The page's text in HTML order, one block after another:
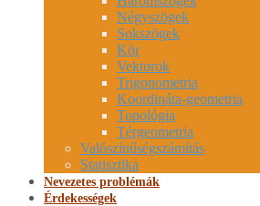
Négyszögek
Sokszögek
Kör
Vektorok
Trigonometria
Koordináta-geometria
Topológia
Térgeometria
Valószínűségszámítás
Statisztika
Nevezetes problémák
Érdekességek